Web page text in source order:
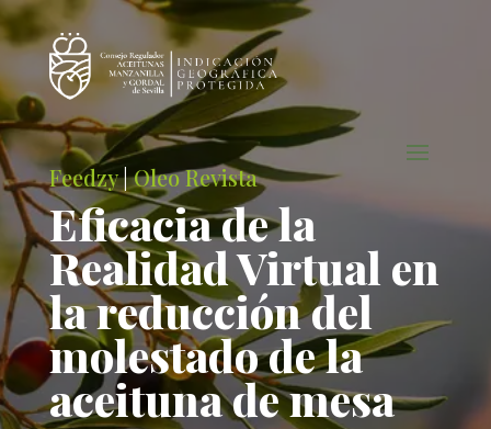
Feedzy|Oleo Revista
Eficacia de la
Realidad Virtual en
la reducción del
molestado de la
aceituna de mesa